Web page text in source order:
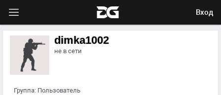
Вход
Группа: Пользователь
dimka1002
не в сети